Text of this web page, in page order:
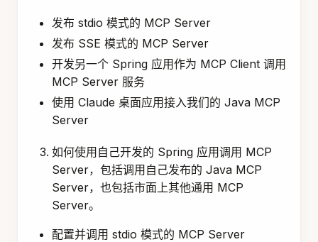
发布 stdio 模式的 MCP Server
发布 SSE 模式的 MCP Server
开发另一个 Spring 应用作为 MCP Client 调用
MCP Server 服务
使用 Claude 桌面应用接入我们的 Java MCP
Server
如何使用自己开发的 Spring 应用调用 MCP
Server，包括调用自己发布的 Java MCP
Server，也包括市面上其他通用 MCP
Server。
配置并调用 stdio 模式的 MCP Server